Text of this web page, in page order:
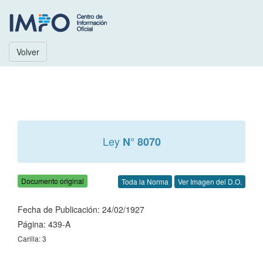
Volver
Ley N° 8070
Documento original Toda la Norma Ver Imagen del D.O.
Fecha de Publicación: 24/02/1927
Página: 439-A
Carilla: 3